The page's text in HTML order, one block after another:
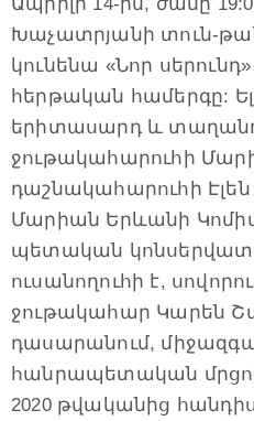
Ապրիլի 14-ին, ժամը
Խաչատրյանի տուն-
կունենա «Նոր
հերթական համերգը:
երիտասարդ և
ջութակահարուհի
դաշնակահարուհի
Մարիան Երևանի
պետական
ուսանողուհի է,
ջութակահար Կարեն
դասարանում,
հանրապետական
2020 թվականից